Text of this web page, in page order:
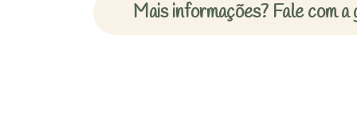
Mais informações? Fale com a